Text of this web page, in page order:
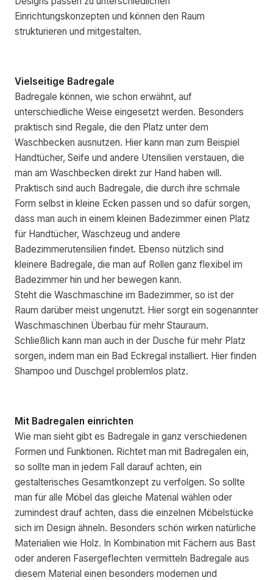
Einrichtungskonzepten und können den Raum
strukturieren und mitgestalten.
Vielseitige Badregale
Badregale können, wie schon erwähnt, auf
unterschiedliche Weise eingesetzt werden. Besonders
praktisch sind Regale, die den Platz unter dem
Waschbecken ausnutzen. Hier kann man zum Beispiel
Handtücher, Seife und andere Utensilien verstauen, die
man am Waschbecken direkt zur Hand haben will.
Praktisch sind auch Badregale, die durch ihre schmale
Form selbst in kleine Ecken passen und so dafür sorgen,
dass man auch in einem kleinen Badezimmer einen Platz
für Handtücher, Waschzeug und andere
Badezimmerutensilien findet. Ebenso nützlich sind
kleinere Badregale, die man auf Rollen ganz flexibel im
Badezimmer hin und her bewegen kann.
Steht die Waschmaschine im Badezimmer, so ist der
Raum darüber meist ungenutzt. Hier sorgt ein sogenannter
Waschmaschinen Überbau für mehr Stauraum.
Schließlich kann man auch in der Dusche für mehr Platz
sorgen, indem man ein Bad Eckregal installiert. Hier finden
Shampoo und Duschgel problemlos platz.
Mit Badregalen einrichten
Wie man sieht gibt es Badregale in ganz verschiedenen
Formen und Funktionen. Richtet man mit Badregalen ein,
so sollte man in jedem Fall darauf achten, ein
gestalterisches Gesamtkonzept zu verfolgen. So sollte
man für alle Möbel das gleiche Material wählen oder
zumindest drauf achten, dass die einzelnen Möbelstücke
sich im Design ähneln. Besonders schön wirken natürliche
Materialien wie Holz. In Kombination mit Fächern aus Bast
oder anderen Fasergeflechten vermitteln Badregale aus
diesem Material einen besonders modernen und